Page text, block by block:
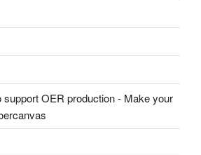
OER production - Make your